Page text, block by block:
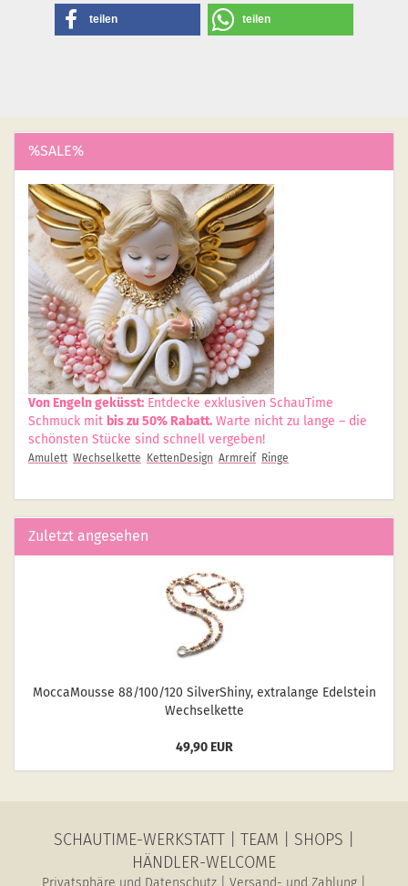
teilen teilen
%SALE%
Von Engeln geküsst: Entdecke exklusiven SchauTime
Schmuck mit bis zu 50% Rabatt. Warte nicht zu lange – die
schönsten Stücke sind schnell vergeben!
Amulett Wechselkette KettenDesign Armreif Ringe
Zuletzt angesehen
Moc­ca­Mousse 88/100/120 Sil­verS­hiny, ex­tralan­ge Edel­stein
Wech­sel­ket­te
49,90 EUR
SCHAUTIME-WERKSTATT TEAM SHOPS
HÄNDLER-WELCOME
Privatsphäre und Datenschutz Versand- und Zahlung